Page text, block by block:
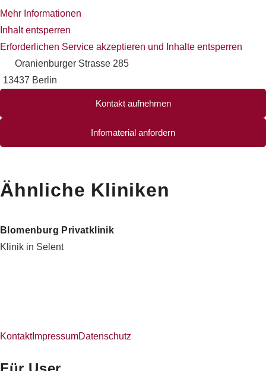
Mehr Informationen
Inhalt entsperren
Erforderlichen Service akzeptieren und Inhalte entsperren
Oranienburger Strasse 285
13437 Berlin
Kontakt aufnehmen
Infomaterial anfordern
Ähnliche Kliniken
Blomenburg Privatklinik
Klinik in Selent
KontaktImpressumDatenschutz